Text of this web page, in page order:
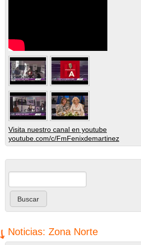
Visita nuestro canal en youtube
youtube.com/c/FmFenixdemartinez
Formulario de búsqueda
Buscar
Noticias: Zona Norte